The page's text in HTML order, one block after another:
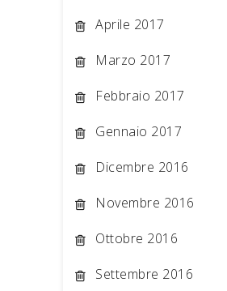
Aprile 2017
Marzo 2017
Febbraio 2017
Gennaio 2017
Dicembre 2016
Novembre 2016
Ottobre 2016
Settembre 2016